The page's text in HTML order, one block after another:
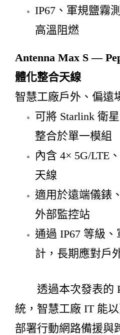
IP67、軍規鹽霧
高溫阻燃
Antenna Max S —
體化整合天線
智慧工廠戶外、偏遠
可將 Starlink 衛
整合於單一模組
內含 4× 5G/LTE
天線
適用於遠端儀錶
外部監控站
通過 IP67 等級
計，長期應對戶
透過本次發表的
統，智慧工廠 IT 能
部署行動網路備援與